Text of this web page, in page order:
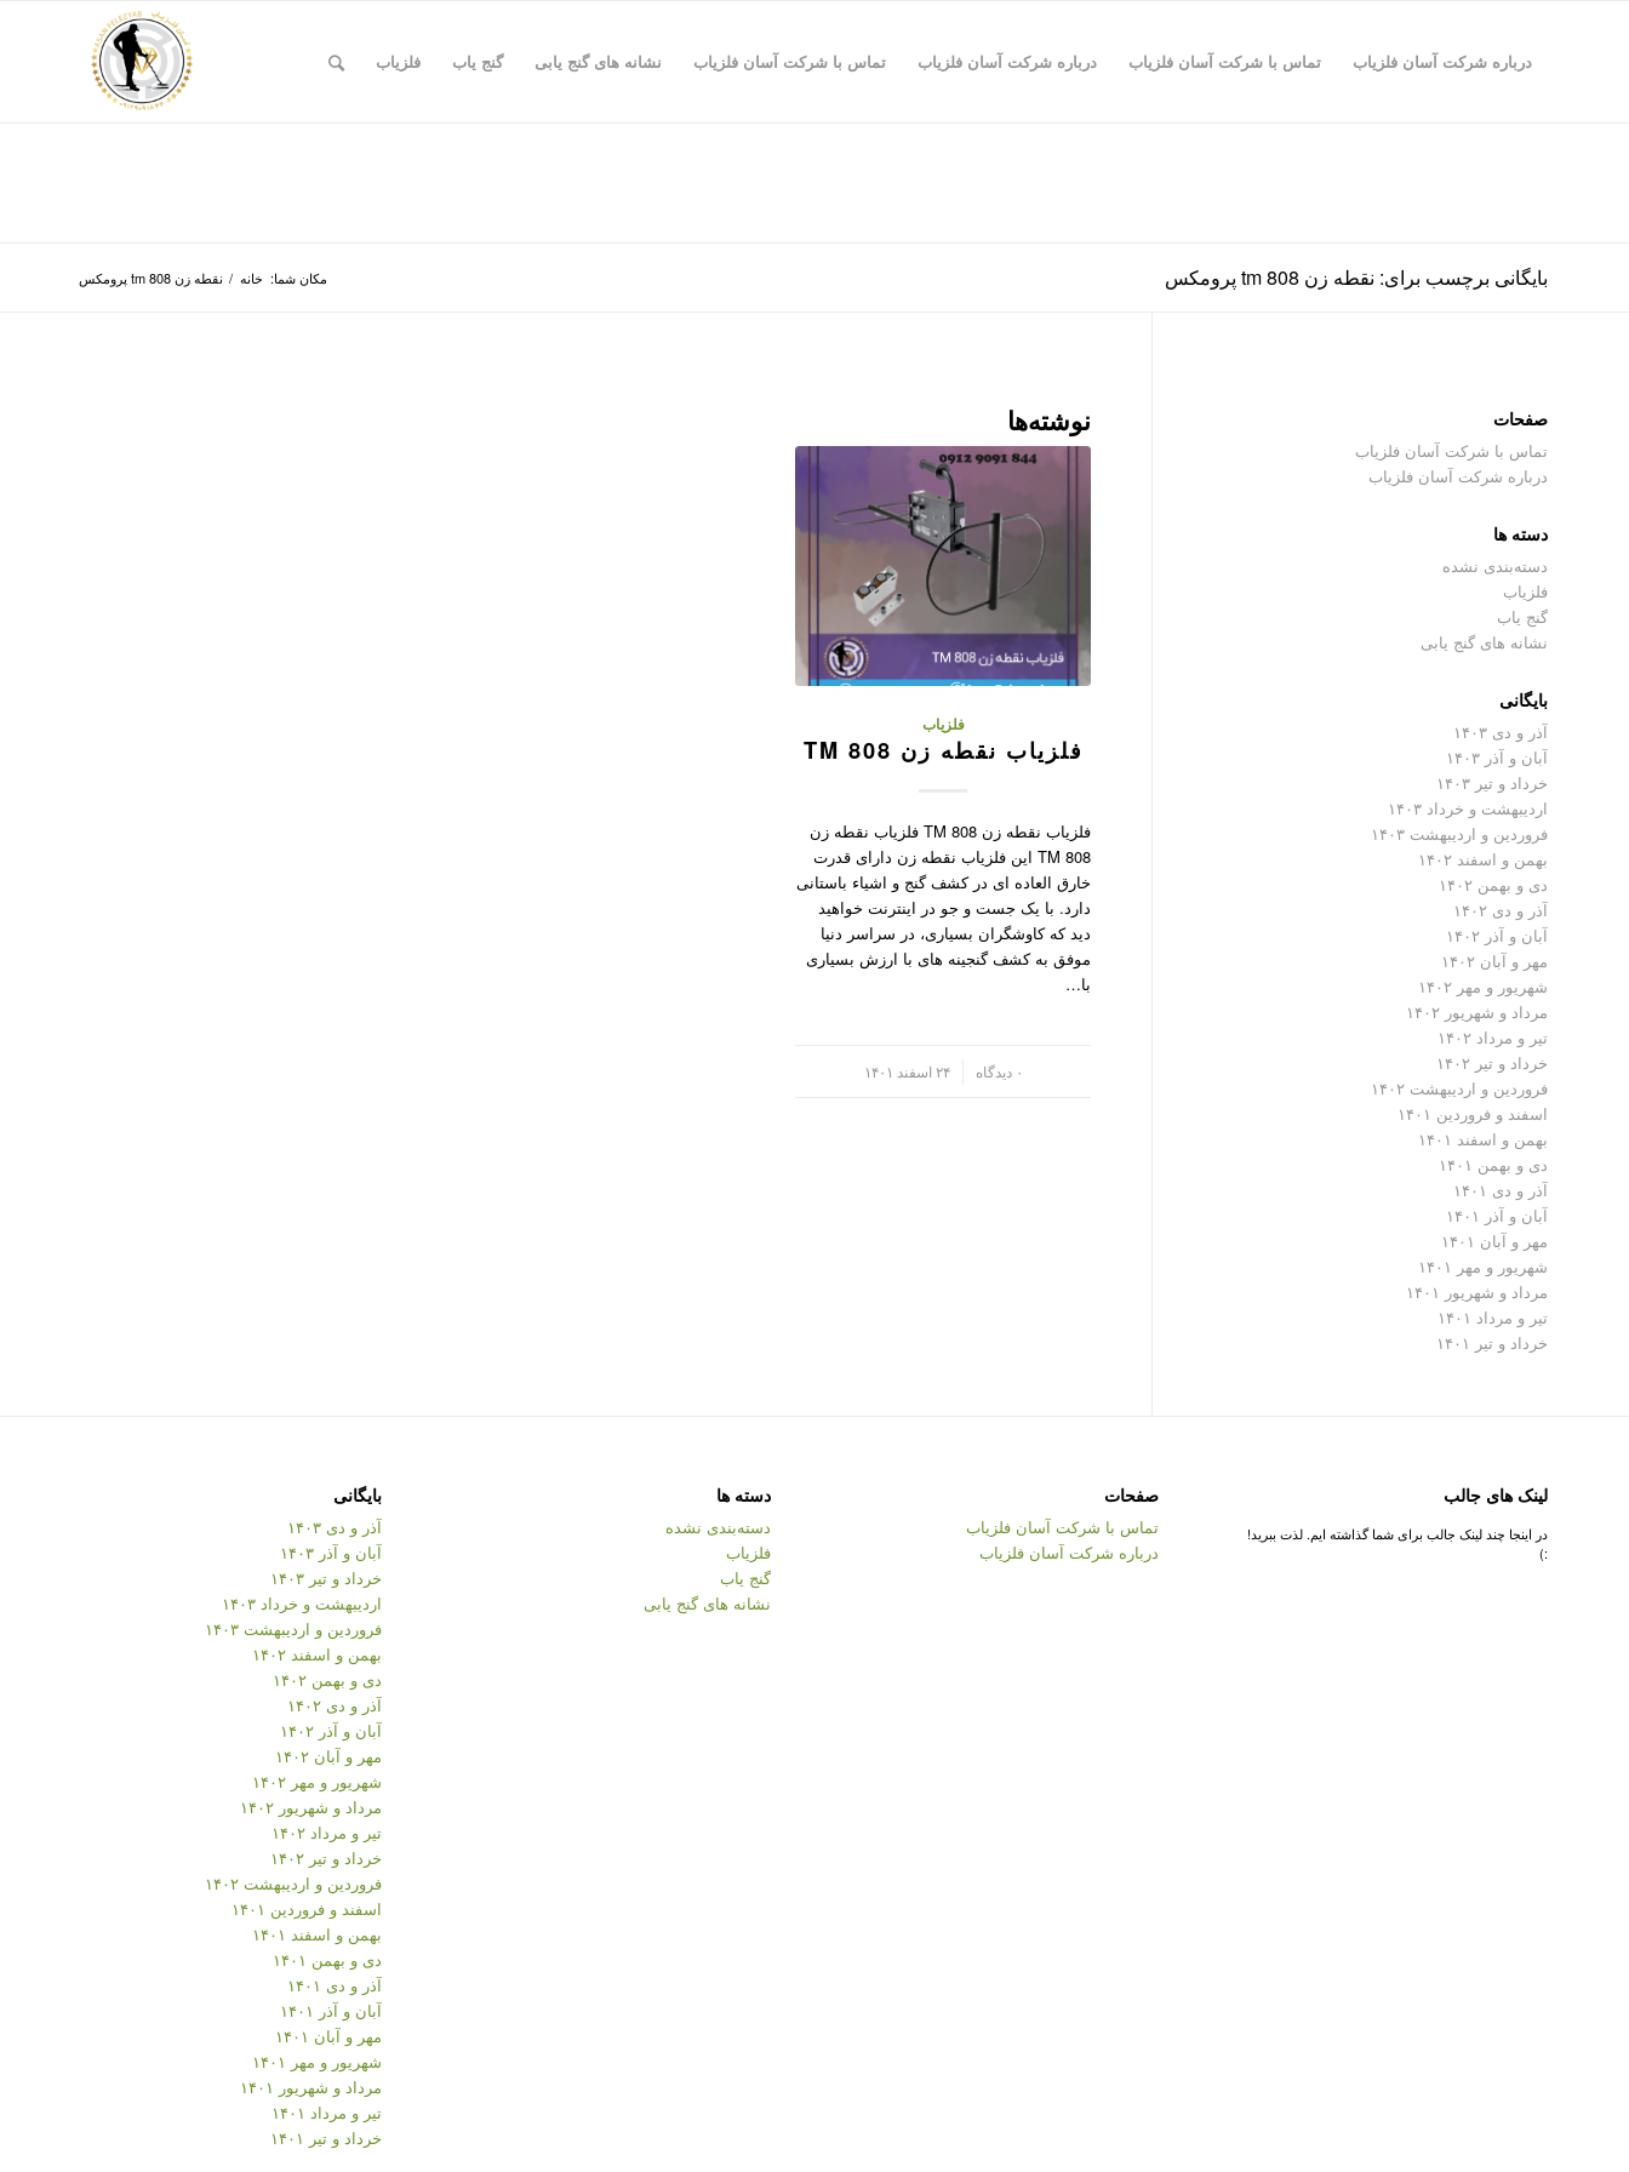
درباره شرکت آسان فلزیاب تماس با شرکت آسان فلزیاب درباره شرکت آسان فلزیاب تماس با شرکت آسان فلزیاب نشانه های گنج یابی گنج یاب فلزیاب
بایگانی برچسب برای: نقطه زن tm 808 پرومکس مکان شما: خانه / نقطه زن tm 808 پرومکس
نوشته‌ها
فلزیاب
فلزیاب نقطه زن TM 808
فلزیاب نقطه زن TM 808 فلزیاب نقطه زن
TM 808 این فلزیاب نقطه زن دارای قدرت
خارق العاده ای در کشف گنج و اشیاء باستانی
دارد. با یک جست و جو در اینترنت خواهید
دید که کاوشگران بسیاری، در سراسر دنیا
موفق به کشف گنجینه های با ارزش بسیاری
با…
۰ دیدگاه ۲۴ اسفند ۱۴۰۱
صفحات
تماس با شرکت آسان فلزیاب
درباره شرکت آسان فلزیاب
دسته ها
دسته‌بندی نشده
فلزیاب
گنج یاب
نشانه های گنج یابی
بایگانی
آذر و دی ۱۴۰۳
آبان و آذر ۱۴۰۳
خرداد و تیر ۱۴۰۳
اردیبهشت و خرداد ۱۴۰۳
فروردین و اردیبهشت ۱۴۰۳
بهمن و اسفند ۱۴۰۲
دی و بهمن ۱۴۰۲
آذر و دی ۱۴۰۲
آبان و آذر ۱۴۰۲
مهر و آبان ۱۴۰۲
شهریور و مهر ۱۴۰۲
مرداد و شهریور ۱۴۰۲
تیر و مرداد ۱۴۰۲
خرداد و تیر ۱۴۰۲
فروردین و اردیبهشت ۱۴۰۲
اسفند و فروردین ۱۴۰۱
بهمن و اسفند ۱۴۰۱
دی و بهمن ۱۴۰۱
آذر و دی ۱۴۰۱
آبان و آذر ۱۴۰۱
مهر و آبان ۱۴۰۱
شهریور و مهر ۱۴۰۱
مرداد و شهریور ۱۴۰۱
تیر و مرداد ۱۴۰۱
خرداد و تیر ۱۴۰۱
لینک های جالب
در اینجا چند لینک جالب برای شما گذاشته ایم. لذت ببرید!
:)
صفحات
تماس با شرکت آسان فلزیاب
درباره شرکت آسان فلزیاب
دسته ها
دسته‌بندی نشده
فلزیاب
گنج یاب
نشانه های گنج یابی
بایگانی
آذر و دی ۱۴۰۳
آبان و آذر ۱۴۰۳
خرداد و تیر ۱۴۰۳
اردیبهشت و خرداد ۱۴۰۳
فروردین و اردیبهشت ۱۴۰۳
بهمن و اسفند ۱۴۰۲
دی و بهمن ۱۴۰۲
آذر و دی ۱۴۰۲
آبان و آذر ۱۴۰۲
مهر و آبان ۱۴۰۲
شهریور و مهر ۱۴۰۲
مرداد و شهریور ۱۴۰۲
تیر و مرداد ۱۴۰۲
خرداد و تیر ۱۴۰۲
فروردین و اردیبهشت ۱۴۰۲
اسفند و فروردین ۱۴۰۱
بهمن و اسفند ۱۴۰۱
دی و بهمن ۱۴۰۱
آذر و دی ۱۴۰۱
آبان و آذر ۱۴۰۱
مهر و آبان ۱۴۰۱
شهریور و مهر ۱۴۰۱
مرداد و شهریور ۱۴۰۱
تیر و مرداد ۱۴۰۱
خرداد و تیر ۱۴۰۱